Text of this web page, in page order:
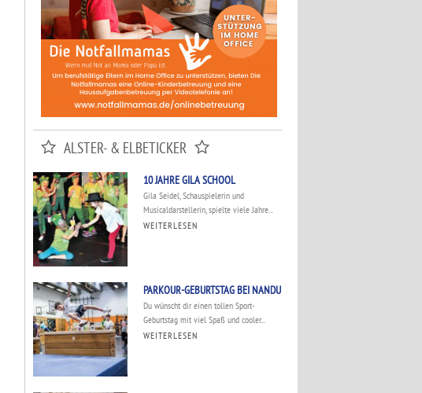
ALSTER- & ELBETICKER
10 JAHRE GILA SCHOOL
Gila Seidel, Schauspielerin und
Musicaldarstellerin, spielte viele Jahre...
WEITERLESEN
PARKOUR-GEBURTSTAG BEI NANDU
Du wünscht dir einen tollen Sport-
Geburtstag mit viel Spaß und cooler...
WEITERLESEN